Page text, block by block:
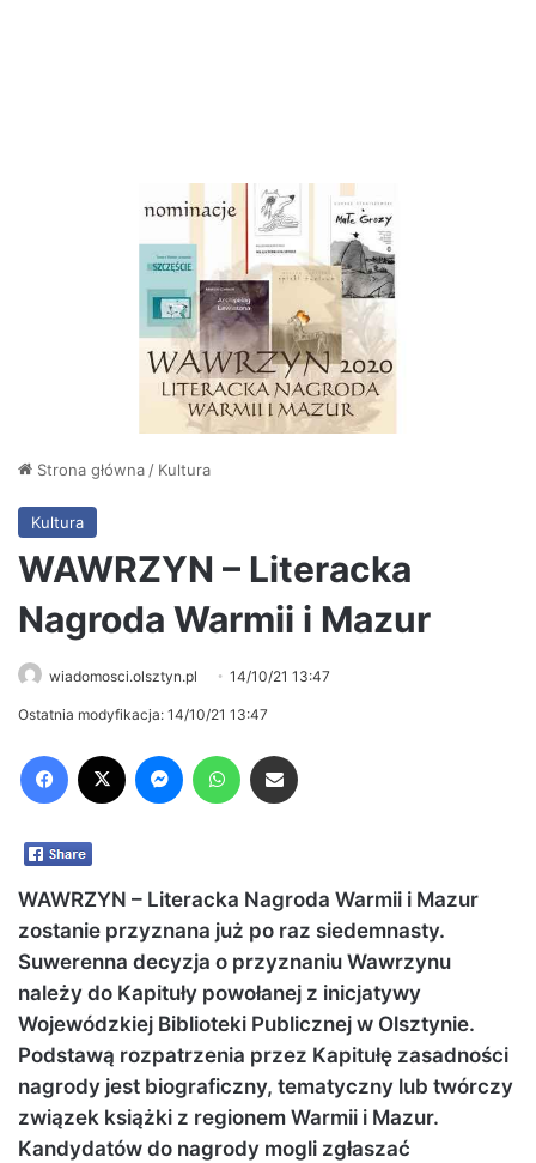
Strona główna / Kultura
Kultura
WAWRZYN – Literacka
Nagroda Warmii i Mazur
wiadomosci.olsztyn.pl 14/10/21 13:47
Ostatnia modyfikacja: 14/10/21 13:47
WAWRZYN – Literacka Nagroda Warmii i Mazur
zostanie przyznana już po raz siedemnasty.
Suwerenna decyzja o przyznaniu Wawrzynu
należy do Kapituły powołanej z inicjatywy
Wojewódzkiej Biblioteki Publicznej w Olsztynie.
Podstawą rozpatrzenia przez Kapitułę zasadności
nagrody jest biograficzny, tematyczny lub twórczy
związek książki z regionem Warmii i Mazur.
Kandydatów do nagrody mogli zgłaszać